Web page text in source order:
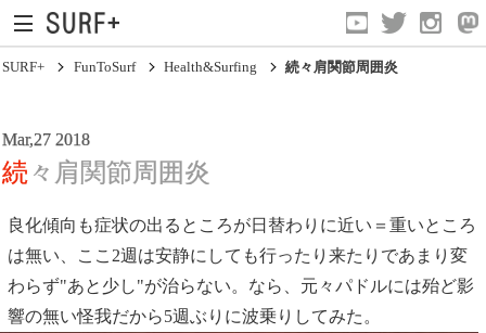
More Fun
Health&Surfing
SURF+ FunToSurf Health&Surfing 続々肩関節周囲炎
Mar,27 2018
続々肩関節周囲炎
良化傾向も症状の出るところが日替わりに近い＝重いところ
は無い、ここ2週は安静にしても行ったり来たりであまり変
わらず"あと少し"が治らない。なら、元々パドルには殆ど影
響の無い怪我だから5週ぶりに波乗りしてみた。